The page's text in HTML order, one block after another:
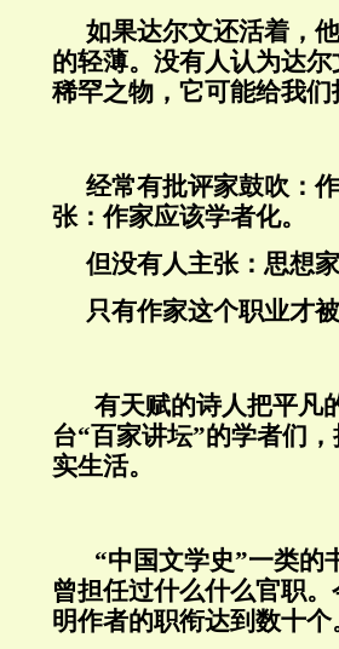
如果达尔文还活着，
的轻薄。没有人认为达
稀罕之物，它可能给我
经常有批评家鼓吹：
张：作家应该学者化。
但没有人主张：思想
只有作家这个职业才
有天赋的诗人把平凡
台“百家讲坛”的学者们
实生活。
“中国文学史”一类的
曾担任过什么什么官职
明作者的职衔达到数十